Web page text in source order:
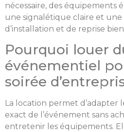
nécessaire, des équipements
une signalétique claire et une
d’installation et de reprise
Pourquoi louer
événementiel
soirée
La location permet d’adapter
exact de l’événement sans
entretenir les équipements.